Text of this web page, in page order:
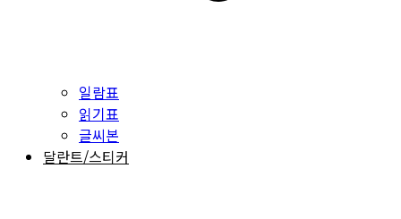
일람표
읽기표
글씨본
달란트/스티커